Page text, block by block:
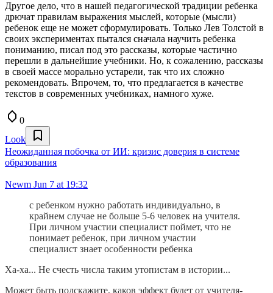
Другое дело, что в нашей педагогической традиции ребенка
дрючат правилам выражения мыслей, которые (мысли)
ребенок еще не может сформулировать. Только Лев Толстой в
своих экспериментах пытался сначала научить ребенка
пониманию, писал под это рассказы, которые частично
перешли в дальнейшие учебники. Но, к сожалению, рассказы
в своей массе морально устарели, так что их сложно
рекомендовать. Впрочем, то, что предлагается в качестве
текстов в современных учебниках, намного хуже.
0
Look
Неожиданная побочка от ИИ: кризис доверия в системе
образования
Newm Jun 7 at 19:32
с ребенком нужно работать индивидуально, в
крайнем случае не больше 5-6 человек на учителя.
При личном участии специалист поймет, что не
понимает ребенок, при личном участии
специалист знает особенности ребенка
Ха-ха... Не счесть числа таким утопистам в истории...
Может быть подскажите, каков эффект будет от учителя-